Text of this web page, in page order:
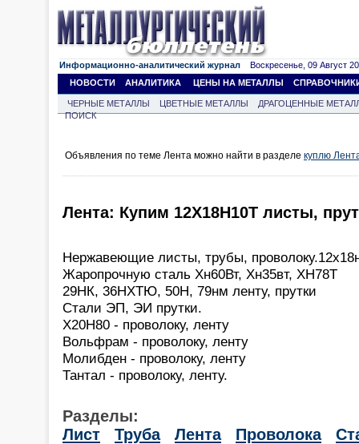
Информационно-аналитический журнал Воскресенье, 09 Август
НОВОСТИ
АНАЛИТИКА ЦЕНЫ НА МЕТАЛЛЫ
ЧЕРНЫЕ МЕТАЛЛЫ ЦВЕТНЫЕ МЕТАЛЛЫ
ДРАГОЦЕННЫЕ
ПОИСК
Объявления по теме Лента можно найти в разделе куплю
Лента: Купим 12Х18Н10Т листы,
Нержавеющие листы, трубы,
Жаропрочную сталь Хн60Вт, Хн35вт, ХН78Т
29НК, 36НХТЮ, 50Н, 79нм ленту, прутки
Стали ЭП, ЭИ прутки.
Х20Н80 - проволоку, ленту
Вольфрам - проволоку, ленту
Молибден - проволоку, ленту
Тантал - проволоку, ленту.
Разделы:
Лист
Труба Лента Проволока